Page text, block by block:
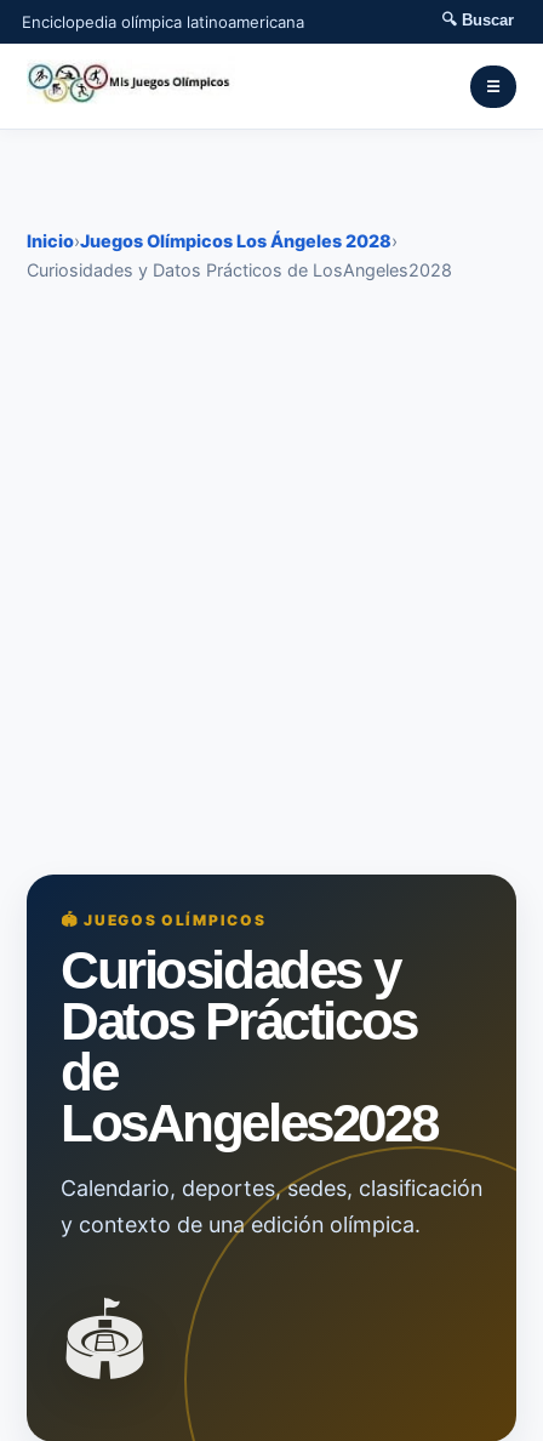
Enciclopedia olímpica latinoamericana 🔍 Buscar
☰
Inicio›Juegos Olímpicos Los Ángeles 2028›
Curiosidades y Datos Prácticos de LosAngeles2028
🏟️ JUEGOS OLÍMPICOS
Curiosidades y
Datos Prácticos
de
LosAngeles2028
Calendario, deportes, sedes, clasificación
y contexto de una edición olímpica.
🏟️